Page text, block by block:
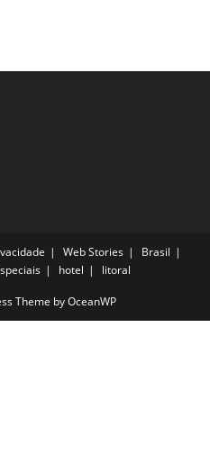
Web Stories
Brasil
hotel litoral
Theme by OceanWP